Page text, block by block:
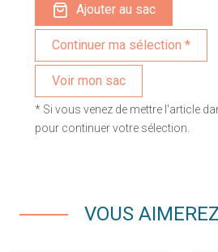
Ajouter au sac
Voir mon sac
* Si vous venez de mettre l'article
pour continuer votre sélection.
VOUS